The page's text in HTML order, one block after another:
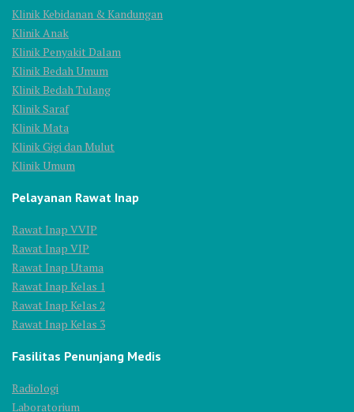
Klinik Kebidanan & Kandungan
Klinik Anak
Klinik Penyakit Dalam
Klinik Bedah Umum
Klinik Bedah Tulang
Klinik Saraf
Klinik Mata
Klinik Gigi dan Mulut
Klinik Umum
Pelayanan Rawat Inap
Rawat Inap VVIP
Rawat Inap VIP
Rawat Inap Utama
Rawat Inap Kelas 1
Rawat Inap Kelas 2
Rawat Inap Kelas 3
Fasilitas Penunjang Medis
Radiologi
Laboratorium